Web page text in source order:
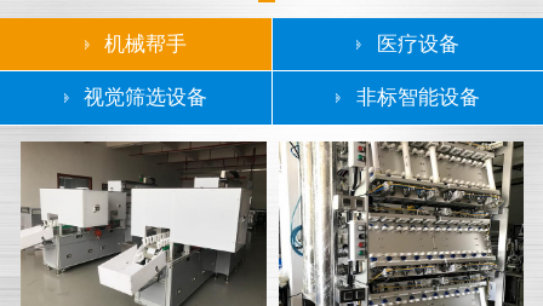
机械帮手 医疗设备
视觉筛选设备 非标智能设备